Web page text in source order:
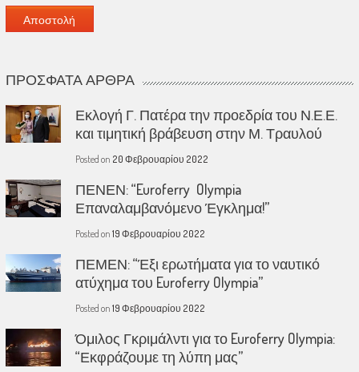
ΠΡΌΣΦΑΤΑ ΆΡΘΡΑ
Εκλογή Γ. Πατέρα την προεδρία του Ν.Ε.Ε.
και τιμητική βράβευση στην Μ. Τραυλού
Posted on 20 Φεβρουαρίου 2022
ΠΕΝΕΝ: “Euroferry Olympia
Επαναλαμβανόμενο Έγκλημα!”
Posted on 19 Φεβρουαρίου 2022
ΠΕΜΕΝ: “Έξι ερωτήματα για το ναυτικό
ατύχημα του Euroferry Olympia”
Posted on 19 Φεβρουαρίου 2022
Όμιλος Γκριμάλντι για το Euroferry Olympia:
“Εκφράζουμε τη λύπη μας”